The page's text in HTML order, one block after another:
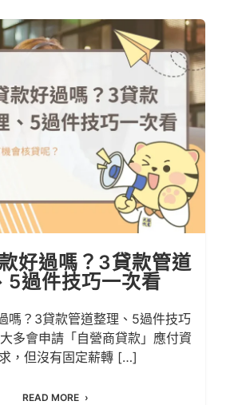
好過嗎？3貸款管道
5過件技巧一次看
嗎？3貸款管道整理、5過件技巧
多會申請「自營商貸款」應付資
，但沒有固定薪轉 […]
READ MORE